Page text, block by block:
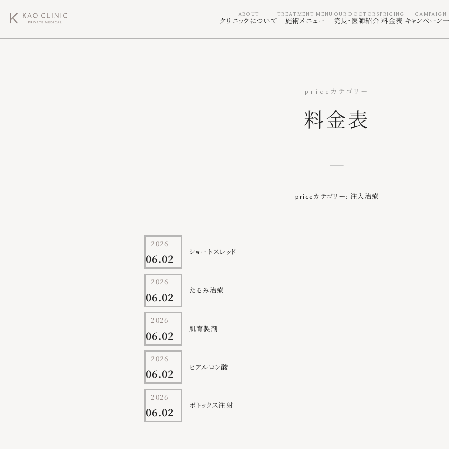
クリニックについて 施術メニュー 院長・医師紹介 料金表 キャンペーン
料金表
priceカテゴリー: 注入治療
2026
06.02
ショートスレッド
2026
06.02
たるみ治療
2026
06.02
肌育製剤
2026
06.02
ヒアルロン酸
2026
06.02
ボトックス注射